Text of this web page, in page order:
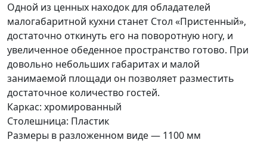
Одной из ценных находок для обладателей
малогабаритной кухни станет Стол «Пристенный»,
достаточно откинуть его на поворотную ногу, и
увеличенное обеденное пространство готово. При
довольно небольших габаритах и малой
занимаемой площади он позволяет разместить
достаточное количество гостей.
Каркас: хромированный
Столешница: Пластик
Размеры в разложенном виде — 1100 мм